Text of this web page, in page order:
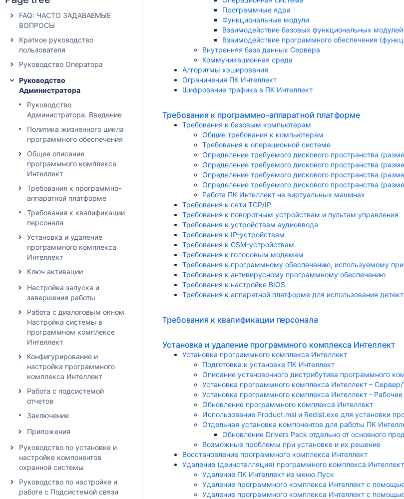
FAQ: ЧАСТО ЗАДАВАЕМЫЕ
ВОПРОСЫ
Краткое руководство
пользователя
Руководство Оператора
Руководство
Администратора
Руководство
Администратора. Введение
Политика жизненного цикла
программного обеспечения
Общее описание
программного комплекса
Интеллект
Требования к программно-
аппаратной платформе
Требования к квалификации
персонала
Установка и удаление
программного комплекса
Интеллект
Ключ активации
Настройка запуска и
завершения работы
Работа с диалоговым окном
Настройка системы в
программном комплексе
Интеллект
Конфигурирование и
настройка программного
комплекса Интеллект
Работа с подсистемой
отчетов
Заключениe
Приложения
Руководство по установке и
настройке компонентов
охранной системы
Руководство по настройке и
работе с Подсистемой связи
Программные ядра
Функциональные модули
Взаимодействие базовых функциональных
Взаимодействие программного обеспечения
Внутренняя база данных Сервера
Коммуникационная среда
Алгоритмы хэширования
Ограничения ПК Интеллект
Шифрование трафика в ПК Интеллект
Требования к программно-аппаратной платформе
Требования к базовым компьютерам
Общие требования к компьютерам
Требования к операционной системе
Определение требуемого дискового пространства
Определение требуемого дискового пространства
Определение требуемого дискового пространства
Определение требуемого дискового пространства
Работа ПК Интеллект на виртуальных машинах
Требования к сети TCP/IP
Требования к поворотным устройствам и пультам управления
Требования к устройствам аудиоввода
Требования к IP-устройствам
Требования к GSM-устройствам
Требования к голосовым модемам
Требования к программному обеспечению, используемому при
Требования к антивирусному программному обеспечению
Требования к настройке BIOS
Требования к аппаратной платформе для использования
Требования к квалификации персонала
Установка и удаление программного комплекса Интеллект
Установка программного комплекса Интеллект
Подготовка к установке ПК Интеллект
Описание установочного дистрибутива программного
Установка программного комплекса Интеллект –
Установка программного комплекса Интеллект -
Обновление программного комплекса Интеллект
Использование Product.msi и Redist.exe для установки
Отдельная установка компонентов для работы ПК
Обновление Drivers Pack отдельно от основного
Возможные проблемы при установке и их решение
Восстановление программного комплекса Интеллект
Удаление (деинсталляция) программного комплекса Интеллект
Удаление ПК Интеллект из меню Пуск
Удаление программного комплекса Интеллект с
Удаление программного комплекса Интеллект с